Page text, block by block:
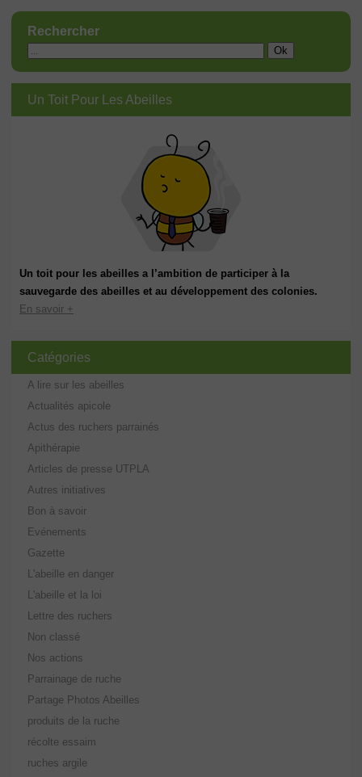
Rechercher
Un Toit Pour Les Abeilles
Un toit pour les abeilles a l’ambition de participer à la
sauvegarde des abeilles et au développement des colonies.
En savoir +
Catégories
A lire sur les abeilles
Actualités apicole
Actus des ruchers parrainés
Apithérapie
Articles de presse UTPLA
Autres initiatives
Bon à savoir
Evénements
Gazette
L'abeille en danger
L'abeille et la loi
Lettre des ruchers
Non classé
Nos actions
Parrainage de ruche
Partage Photos Abeilles
produits de la ruche
récolte essaim
ruches argile